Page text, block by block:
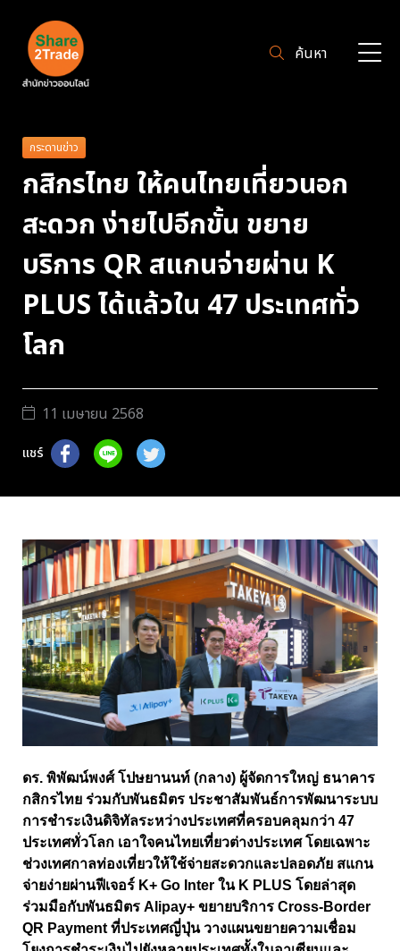
ค้นหา
กระดานข่าว
กสิกรไทย ให้คนไทยเที่ยวนอก
สะดวก ง่ายไปอีกขั้น ขยาย
บริการ QR สแกนจ่ายผ่าน K
PLUS ได้แล้วใน 47 ประเทศทั่ว
โลก
11 เมษายน 2568
แชร์
ดร. พิพัฒน์พงศ์ โปษยานนท์ (กลาง) ผู้จัดการใหญ่ ธนาคาร
กสิกรไทย ร่วมกับพันธมิตร ประชาสัมพันธ์การพัฒนาระบบ
การชำระเงินดิจิทัลระหว่างประเทศที่ครอบคลุมกว่า 47
ประเทศทั่วโลก เอาใจคนไทยเที่ยวต่างประเทศ โดยเฉพาะ
ช่วงเทศกาลท่องเที่ยวให้ใช้จ่ายสะดวกและปลอดภัย สแกน
จ่ายง่ายผ่านฟีเจอร์ K+ Go Inter ใน K PLUS โดยล่าสุด
ร่วมมือกับพันธมิตร Alipay+ ขยายบริการ Cross-Border
QR Payment ที่ประเทศญี่ปุ่น วางแผนขยายความเชื่อม